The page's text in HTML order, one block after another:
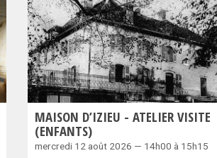
MAISON D’IZIEU - ATELIER VISITE
(ENFANTS)
mercredi 12 août 2026 — 14h00 à 15h15